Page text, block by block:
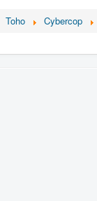
Toho Cybercop